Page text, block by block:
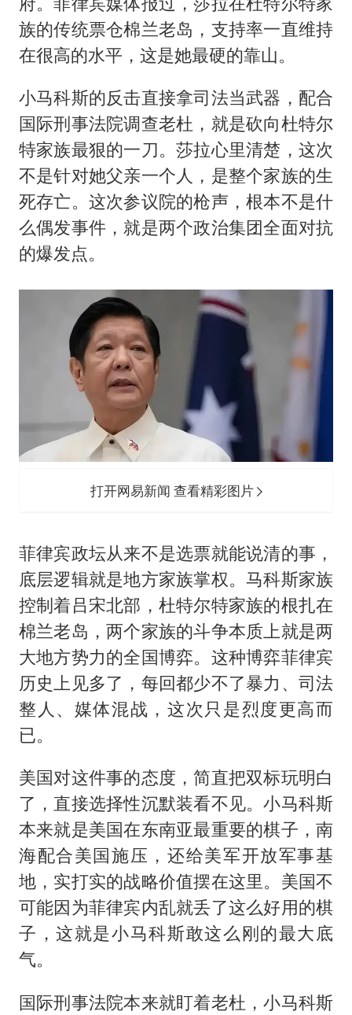
族的传统票仓棉兰老岛，支持率一直维持
在很高的水平，这是她最硬的靠山。
小马科斯的反击直接拿司法当武器，配合
国际刑事法院调查老杜，就是砍向杜特尔
特家族最狠的一刀。莎拉心里清楚，这次
不是针对她父亲一个人，是整个家族的生
死存亡。这次参议院的枪声，根本不是什
么偶发事件，就是两个政治集团全面对抗
的爆发点。
打开网易新闻 查看精彩图片
菲律宾政坛从来不是选票就能说清的事，
底层逻辑就是地方家族掌权。马科斯家族
控制着吕宋北部，杜特尔特家族的根扎在
棉兰老岛，两个家族的斗争本质上就是两
大地方势力的全国博弈。这种博弈菲律宾
历史上见多了，每回都少不了暴力、司法
整人、媒体混战，这次只是烈度更高而
已。
美国对这件事的态度，简直把双标玩明白
了，直接选择性沉默装看不见。小马科斯
本来就是美国在东南亚最重要的棋子，南
海配合美国施压，还给美军开放军事基
地，实打实的战略价值摆在这里。美国不
可能因为菲律宾内乱就丢了这么好用的棋
子，这就是小马科斯敢这么刚的最大底
气。
国际刑事法院本来就盯着老杜，小马科斯